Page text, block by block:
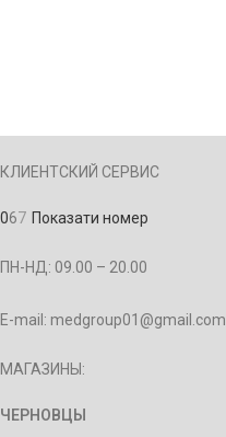
КЛИЕНТСКИЙ СЕРВИС
067 Показати номер
ПН-НД: 09.00 – 20.00
E-mail: medgroup01@gmail.com
МАГАЗИНЫ:
ЧЕРНОВЦЫ